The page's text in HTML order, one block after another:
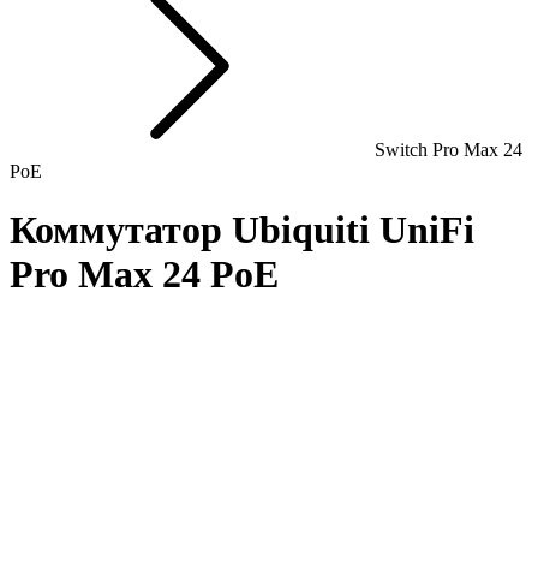
Switch Pro Max 24
PoE
Коммутатор Ubiquiti UniFi
Pro Max 24 PoE